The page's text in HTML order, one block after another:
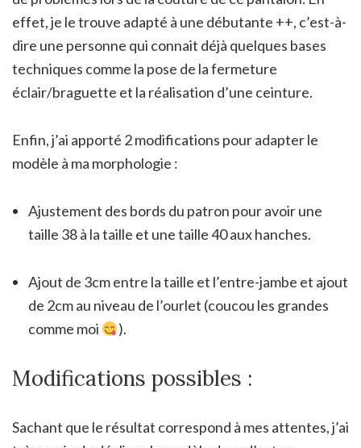
effet, je le trouve adapté à une débutante ++, c’est-à-
dire une personne qui connait déjà quelques bases
techniques comme la pose de la fermeture
éclair/braguette et la réalisation d’une ceinture.
Enfin, j’ai apporté 2 modifications pour adapter le
modèle à ma morphologie :
Ajustement des bords du patron pour avoir une
taille 38 à la taille et une taille 40 aux hanches.
Ajout de 3cm entre la taille et l’entre-jambe et ajout
de 2cm au niveau de l’ourlet (coucou les grandes
comme moi
).
Modifications possibles :
Sachant que le résultat correspond à mes attentes, j’ai